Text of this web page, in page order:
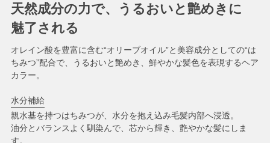
天然成分の力で、うるおいと艶めきに
魅了される
オレイン酸を豊富に含む“オリーブオイル”と美容成分としての“は
ちみつ”配合で、うるおいと艶めき、鮮やかな髪色を表現するヘア
カラー。
水分補給
親水基を持つはちみつが、水分を抱え込み毛髪内部へ浸透。
油分とバランスよく馴染んで、芯から輝き、艶やかな髪にしま
す。